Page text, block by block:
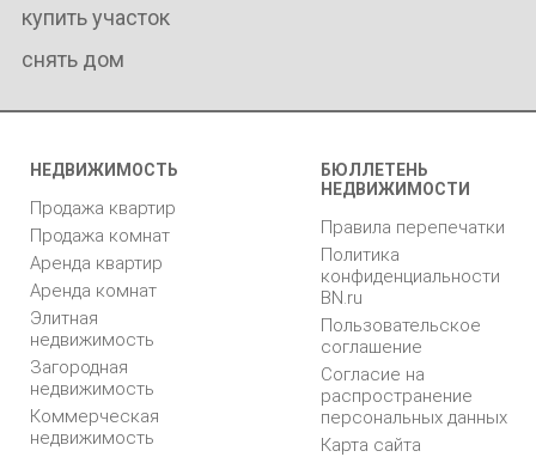
купить участок
снять дом
НЕДВИЖИМОСТЬ
Продажа квартир
Продажа комнат
Аренда квартир
Аренда комнат
Элитная
недвижимость
Загородная
недвижимость
Коммерческая
недвижимость
БЮЛЛЕТЕНЬ
НЕДВИЖИМОСТИ
Правила перепечатки
Политика
конфиденциальности
BN.ru
Пользовательское
соглашение
Согласие на
распространение
персональных данных
Карта сайта